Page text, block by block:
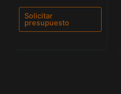
0
deSolicitar
presupuesto